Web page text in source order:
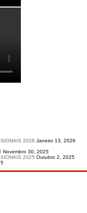
2026 Janeiro 13, 2026
Novembro 30, 2025
2025 Outubro 2, 2025